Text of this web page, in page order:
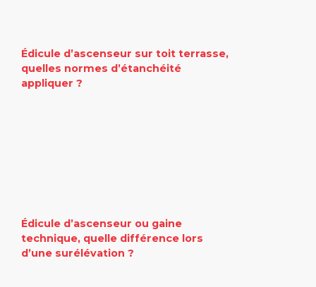
Édicule d’ascenseur sur toit terrasse,
quelles normes d’étanchéité
appliquer ?
Édicule d’ascenseur ou gaine
technique, quelle différence lors
d’une surélévation ?